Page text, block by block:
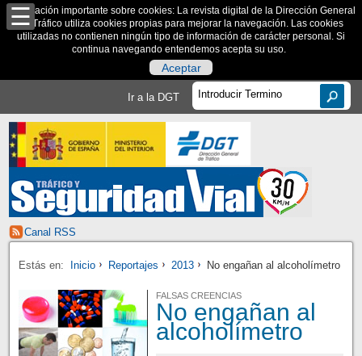
Información importante sobre cookies: La revista digital de la Dirección General
de Tráfico utiliza cookies propias para mejorar la navegación. Las cookies
utilizadas no contienen ningún tipo de información de carácter personal. Si
continua navegando entendemos acepta su uso.
Aceptar
Ir a la DGT
Canal RSS
Estás en: Inicio Reportajes 2013 No engañan al alcoholímetro
FALSAS CREENCIAS
No engañan al
alcoholímetro